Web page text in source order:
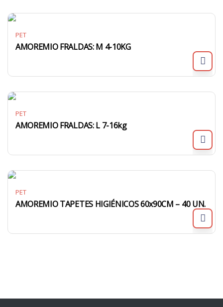
PET
AMOREMIO FRALDAS: M 4-10KG
PET
AMOREMIO FRALDAS: L 7-16kg
PET
AMOREMIO TAPETES HIGIÉNICOS 60x90CM – 40 UN.